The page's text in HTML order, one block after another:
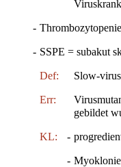
- Thrombozytopenie
- SSPE = subakut
Def: Slow-
Err:
gebildet
KL: -
-